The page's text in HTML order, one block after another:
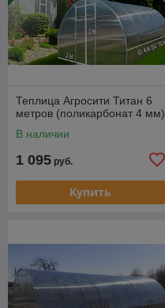
Теплица Агросити Титан 6
метров (поликарбонат 4 мм)
В наличии
1 095 руб.
Купить